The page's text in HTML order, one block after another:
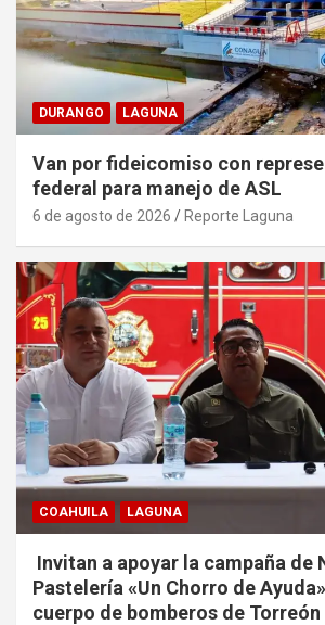
DURANGO LAGUNA
Van por fideicomiso con
federal para manejo de ASL
6 de agosto de 2026 Reporte Laguna
COAHUILA LAGUNA
Invitan a apoyar la campaña de
Pastelería «Un Chorro de
cuerpo de bomberos de Torreón